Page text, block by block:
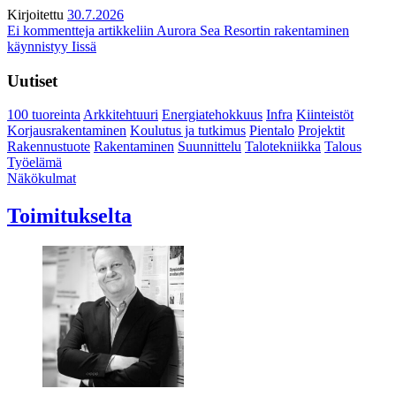
Kirjoitettu 30.7.2026
Ei kommentteja artikkeliin Aurora Sea Resortin rakentaminen
käynnistyy Iissä
Uutiset
100 tuoreintaArkkitehtuuri Energiatehokkuus Infra Kiinteistöt
Korjausrakentaminen Koulutus ja tutkimus Pientalo Projektit
Rakennustuote Rakentaminen Suunnittelu Talotekniikka Talous
Työelämä
Näkökulmat
Toimitukselta